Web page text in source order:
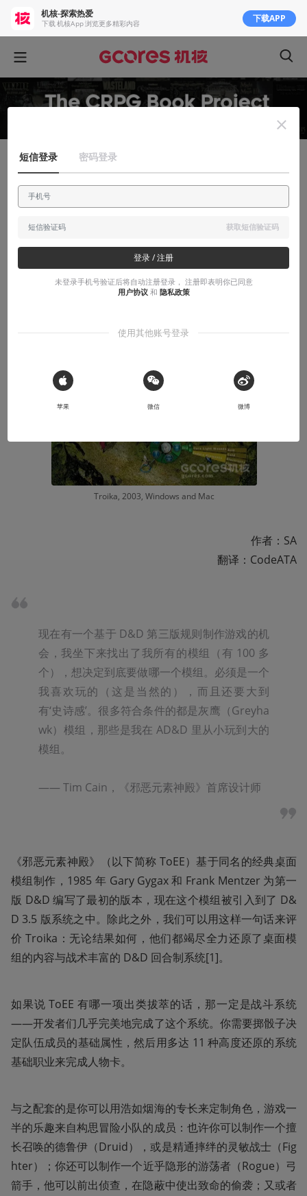
The CRPG Book 全新译本 《CRPG 通鉴》
Troika, 2003, Windows and Mac
作者：SA
翻译：CodeATA
现在有一个基于 D&D 第三版规则制作游戏的机
会，我坐下来找出了我所有的模组（有 100 多
个），想决定到底要做哪一个模组。必须是一个
我喜欢玩的（这是当然的），而且还要大到
有‘史诗感’。很多符合条件的都是灰鹰（Greyha
wk）模组，那些是我在 AD&D 里从小玩到大的
模组。
—— Tim Cain ，《邪恶元素神殿》首席设计师
《邪恶元素神殿》（以下简称 ToEE）基于同名的经典桌面
模组制作，1985 年 Gary Gygax 和 Frank Mentzer 为第一
版 D&D 编写了最初的版本，现在这个模组被引入到了 D&
D 3.5 版系统之中。除此之外，我们可以用这样一句话来评
价 Troika：无论结果如何，他们都竭尽全力还原了桌面模
组的内容与战术丰富的 D&D 回合制系统[1]。
如果说 ToEE 有哪一项出类拔萃的话，那一定是战斗系统
——开发者们几乎完美地完成了这个系统。你需要掷骰子决
定队伍成员的基础属性，然后用多达 11 种高度还原的系统
基础职业来完成人物卡。
与之配套的是你可以用浩如烟海的专长来定制角色，游戏一
半的乐趣来自构思冒险小队的成员：也许你可以制作一个擅
长召唤的德鲁伊（Druid），或是精通摔绊的灵敏战士（Fig
hter）；你还可以制作一个近乎隐形的游荡者（Rogue）弓
箭手，他可以前出侦查，在隐蔽中使出致命的偷袭；又或者
机核-探索热爱
下载 机核App 浏览更多精彩内容 下载APP
短信登录 密码登录
获取短信验证码
登录 / 注册
未登录手机号验证后将自动注册登录， 注册即表明你已同意
用户协议 和 隐私政策
使用其他账号登录
 Sign in with Apple
苹果 微信 微博